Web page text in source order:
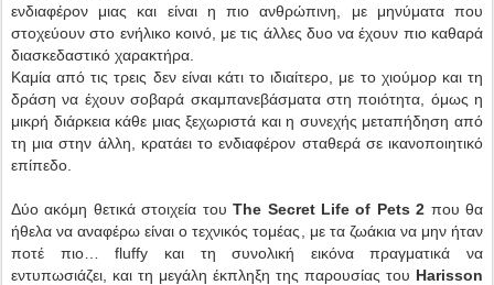
ενδιαφέρον μιας και είναι η πιο ανθρώπινη, με μηνύματα που
στοχεύουν στο ενήλικο κοινό, με τις άλλες δυο να έχουν πιο καθαρά
διασκεδαστικό χαρακτήρα.
Καμία από τις τρεις δεν είναι κάτι το ιδιαίτερο, με το χιούμορ και τη
δράση να έχουνσοβαρά σκαμπανεβάσματα στη ποιότητα, όμως η
μικρή διάρκεια κάθε μιας ξεχωριστά και η συνεχής μεταπήδηση από
τη μια στην άλλη, κρατάει το ενδιαφέρον σταθερά σε ικανοποιητικό
επίπεδο.
Δύο ακόμη θετικά στοιχεία τουThe Secret Life of Pets 2 που θα
ήθελα να αναφέρω είναι ο τεχνικός τομέας, με τα ζωάκια να μην ήταν
ποτέ πιο… fluffy και τη συνολική εικόνα πραγματικά να
εντυπωσιάζει, και τη μεγάλη έκπληξη της παρουσίας του Harisson